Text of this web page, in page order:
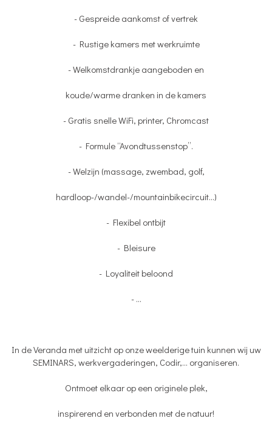
- Gespreide aankomst of vertrek
- Rustige kamers met werkruimte
- Welkomstdrankje aangeboden en
koude/warme dranken in de kamers
- Gratis snelle WiFi, printer, Chromcast
- Formule “Avondtussenstop”.
- Welzijn (massage, zwembad, golf,
hardloop-/wandel-/mountainbikecircuit...)
- Flexibel ontbijt
- Bleisure
- Loyaliteit beloond
- ...
In de Veranda met uitzicht op onze weelderige tuin kunnen wij uw
SEMINARS, werkvergaderingen, Codir,... organiseren.
Ontmoet elkaar op een originele plek,
inspirerend en verbonden met de natuur!